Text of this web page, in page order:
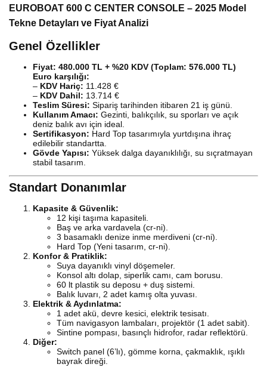
EUROBOAT 600 C CENTER CONSOLE – 2025 Model
Tekne Detayları ve Fiyat Analizi
Genel Özellikler
Fiyat: 480.000 TL + %20 KDV (Toplam: 576.000 TL)
Euro karşılığı:
– KDV Hariç: 11.428 €
– KDV Dahil: 13.714 €
Teslim Süresi: Sipariş tarihinden itibaren 21 iş günü.
Kullanım Amacı: Gezinti, balıkçılık, su sporları ve açık
deniz balık avı için ideal.
Sertifikasyon: Hard Top tasarımıyla yurtdışına ihraç
edilebilir standartta.
Gövde Yapısı: Yüksek dalga dayanıklılığı, su sıçratmayan
stabil tasarım.
Standart Donanımlar
Kapasite & Güvenlik:
12 kişi taşıma kapasiteli.
Baş ve arka vardavela (cr-ni).
3 basamaklı denize inme merdiveni (cr-ni).
Hard Top (Yeni tasarım, cr-ni).
Konfor & Pratiklik:
Suya dayanıklı vinyl döşemeler.
Konsol altı dolap, siperlik camı, cam borusu.
60 lt plastik su deposu + duş sistemi.
Balık luvarı, 2 adet kamış olta yuvası.
Elektrik & Aydınlatma:
1 adet akü, devre kesici, elektrik tesisatı.
Tüm navigasyon lambaları, projektör (1 adet sabit).
Sintine pompası, basınçlı hidrofor, radar reflektörü.
Diğer:
Switch panel (6’lı), gömme korna, çakmaklık, ışıklı
bayrak direği.